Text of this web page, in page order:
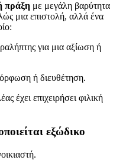
πράξη με μεγάλη βαρύτητα
μια επιστολή, αλλά ένα
για μια αξίωση ή
ή διευθέτηση.
έχει επιχειρήσει φιλική
εξώδικο